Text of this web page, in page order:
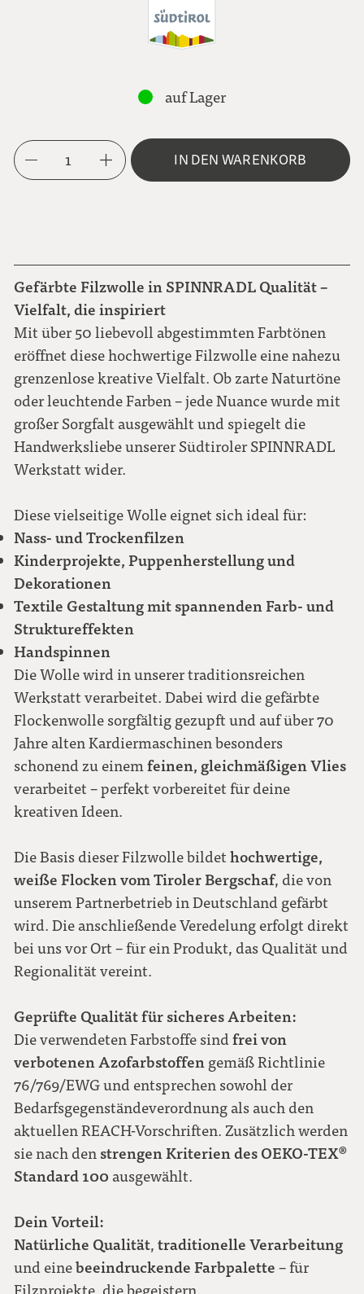
auf Lager
1 IN DEN WARENKORB
Gefärbte Filzwolle in SPINNRADL Qualität –
Vielfalt, die inspiriert
Mit über 50 liebevoll abgestimmten Farbtönen
eröffnet diese hochwertige Filzwolle eine nahezu
grenzenlose kreative Vielfalt. Ob zarte Naturtöne
oder leuchtende Farben – jede Nuance wurde mit
großer Sorgfalt ausgewählt und spiegelt die
Handwerksliebe unserer Südtiroler SPINNRADL
Werkstatt wider.
Diese vielseitige Wolle eignet sich ideal für:
Nass- und Trockenfilzen
Kinderprojekte, Puppenherstellung und
Dekorationen
Textile Gestaltung mit spannenden Farb- und
Struktureffekten
Handspinnen
Die Wolle wird in unserer traditionsreichen
Werkstatt verarbeitet. Dabei wird die gefärbte
Flockenwolle sorgfältig gezupft und auf über 70
Jahre alten Kardiermaschinen besonders
schonend zu einemfeinen, gleichmäßigen Vlies
verarbeitet – perfekt vorbereitet für deine
kreativen Ideen.
Die Basis dieser Filzwolle bildethochwertige,
weiße Flocken vom Tiroler Bergschaf, die von
unserem Partnerbetrieb in Deutschland gefärbt
wird. Die anschließende Veredelung erfolgt direkt
bei uns vor Ort – für ein Produkt, das Qualität und
Regionalität vereint.
Geprüfte Qualität für sicheres Arbeiten:
Die verwendeten Farbstoffe sindfrei von
verbotenen Azofarbstoffen gemäß Richtlinie
76/769/EWG und entsprechen sowohl der
Bedarfsgegenständeverordnung als auch den
aktuellen REACH-Vorschriften. Zusätzlich werden
sie nach denstrengen Kriterien des OEKO-TEX®
Standard 100 ausgewählt.
Dein Vorteil:
Natürliche Qualität,traditionelle Verarbeitung
und einebeeindruckende Farbpalette – für
Filzprojekte, die begeistern.